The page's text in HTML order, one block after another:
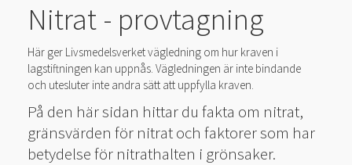
Nitrat - provtagning
Här ger Livsmedelsverket vägledning om hur kraven i
lagstiftningen kan uppnås. Vägledningen är inte bindande
och utesluter inte andra sätt att uppfylla kraven.
På den här sidan hittar du fakta om nitrat,
gränsvärden för nitrat och faktorer som har
betydelse för nitrathalten i grönsaker.